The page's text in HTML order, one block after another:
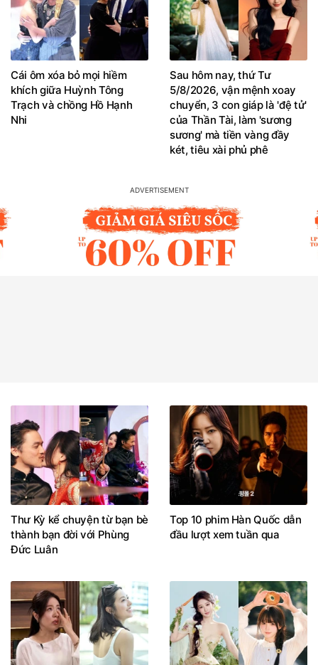
Cái ôm xóa bỏ mọi hiềm
khích giữa Huỳnh Tông
Trạch và chồng Hồ Hạnh
Nhi
Sau hôm nay, thứ Tư
5/8/2026, vận mệnh xoay
chuyển, 3 con giáp là 'đệ tử'
của Thần Tài, làm 'sương
sương' mà tiền vàng đầy
két, tiêu xài phủ phê
Thư Kỳ kể chuyện từ bạn bè
thành bạn đời với Phùng
Đức Luân
Top 10 phim Hàn Quốc dẫn
đầu lượt xem tuần qua